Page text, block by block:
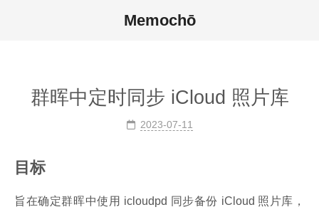
Memochō
群晖中定时同步 iCloud 照片库
2023-07-11
目标
旨在确定群晖中使用 icloudpd 同步备份 iCloud 照片库，